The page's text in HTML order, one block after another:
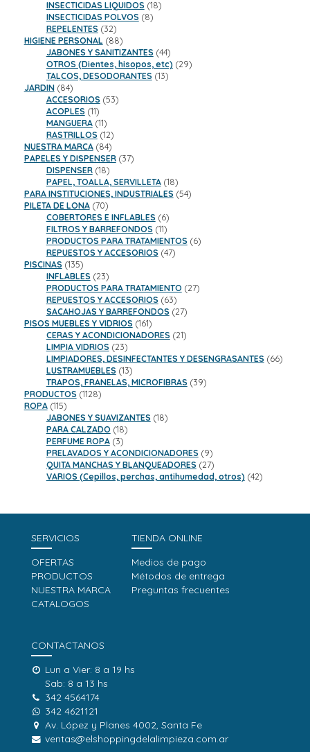
INSECTICIDAS LIQUIDOS 1818
INSECTICIDAS POLVOS 88
REPELENTES 3232
productos
HIGIENE PERSONAL 8888
productos
JABONES Y SANITIZANTES 4444
productos
OTROS (Dientes, hisopos, etc) 2929
TALCOS, DESODORANTES 1313
JARDIN 8484
productos
ACCESORIOS 5353
ACOPLES 1111
productos
MANGUERA 1111
productos
RASTRILLOS 1212
productos
NUESTRA MARCA 8484
productos
PAPELES Y DISPENSER 3737
DISPENSER 1818
productos
PAPEL, TOALLA, SERVILLETA 1818
productos
PARA INSTITUCIONES, INDUSTRIALES 5454
PILETA DE LONA 7070
productos
COBERTORES E INFLABLES 66
productos
FILTROS Y BARREFONDOS 1111
productos
PRODUCTOS PARA TRATAMIENTOS 66
REPUESTOS Y ACCESORIOS 4747
PISCINAS 135135
productos
INFLABLES 2323
productos
PRODUCTOS PARA TRATAMIENTO 2727
REPUESTOS Y ACCESORIOS 6363
productos
SACAHOJAS Y BARREFONDOS 2727
PISOS MUEBLES Y VIDRIOS 161161
productos
CERAS Y ACONDICIONADORES 2121
LIMPIA VIDRIOS 2323
productos
LIMPIADORES, DESINFECTANTES Y DESENGRASANTES 6666
LUSTRAMUEBLES 1313
productos
TRAPOS, FRANELAS, MICROFIBRAS 3939
PRODUCTOS 11281128
ROPA 115115
productos
JABONES Y SUAVIZANTES 1818
PARA CALZADO 1818
PERFUME ROPA 33
productos
PRELAVADOS Y ACONDICIONADORES 99
productos
QUITA MANCHAS Y BLANQUEADORES 2727
productos
VARIOS (Cepillos, perchas, antihumedad, otros) 4242
SERVICIOS
OFERTAS
PRODUCTOS
NUESTRA MARCA
CATALOGOS
TIENDA ONLINE
Medios de pago
Métodos de entrega
Preguntas frecuentes
CONTACTANOS
Lun a Vier: 8 a 19 hs
Sab: 8 a 13 hs
342 4564174
342 4621121
Av. López y Planes 4002, Santa Fe
ventas@elshoppingdelalimpieza.com.ar